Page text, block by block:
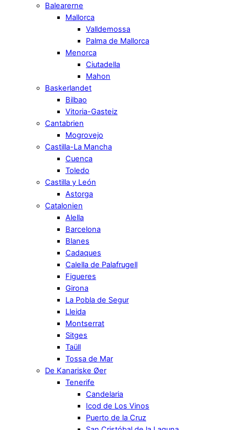
Balearerne
Mallorca
Valldemossa
Palma de Mallorca
Menorca
Ciutadella
Mahon
Baskerlandet
Bilbao
Vitoria-Gasteiz
Cantabrien
Mogrovejo
Castilla-La Mancha
Cuenca
Toledo
Castilla y León
Astorga
Catalonien
Alella
Barcelona
Blanes
Cadaques
Calella de Palafrugell
Figueres
Girona
La Pobla de Segur
Lleida
Montserrat
Sitges
Taüll
Tossa de Mar
De Kanariske Øer
Tenerife
Candelaria
Icod de Los Vinos
Puerto de la Cruz